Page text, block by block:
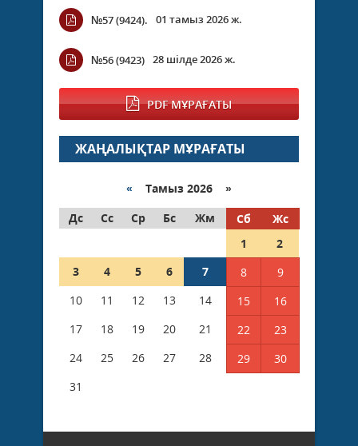
№57 (9424). 01 тамыз 2026 ж.
№56 (9423) 28 шілде 2026 ж.
PDF МҰРАҒАТЫ
ЖАҢАЛЫҚТАР МҰРАҒАТЫ
« Тамыз 2026 »
Дс
Сс Ср Бс Жм Сб
Жс
1
2
3
4 5 6 7 8
9
10
11 12 13 14 15
16
17
18 19 20 21 22
23
24
25 26 27 28 29
30
31